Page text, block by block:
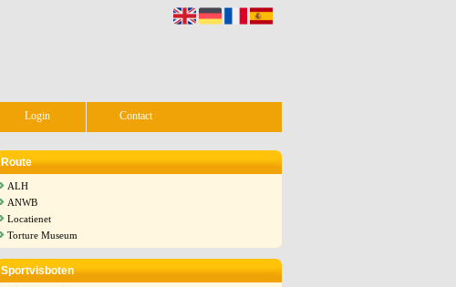
Login Contact
Route
ALH
ANWB
Locatienet
Torture Museum
Sportvisboten